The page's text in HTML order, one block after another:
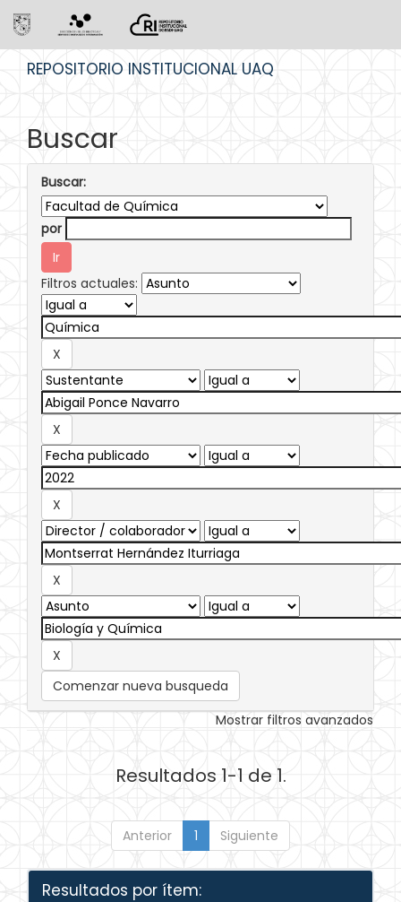
REPOSITORIO INSTITUCIONAL UAQ
Buscar
Buscar:
por
Filtros actuales:
Comenzar nueva busqueda
Mostrar filtros avanzados
Resultados 1-1 de 1.
Anterior 1 Siguiente
Resultados por ítem: